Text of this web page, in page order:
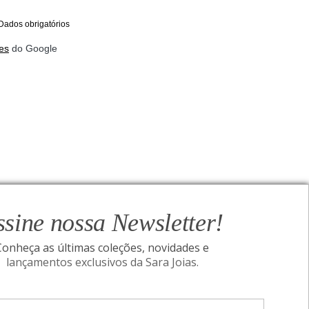
nossa Newsletter!
as últimas coleções, novidades e
lançamentos exclusivos da Sara Joias.
obrigatórios
do Google
Assine nossa Newsletter!
SIGA-NOS